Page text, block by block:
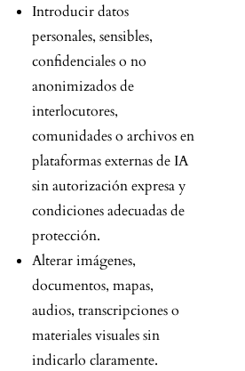
Introducir datos
personales, sensibles,
confidenciales o no
anonimizados de
interlocutores,
comunidades o archivos en
plataformas externas de IA
sin autorización expresa y
condiciones adecuadas de
protección.
Alterar imágenes,
documentos, mapas,
audios, transcripciones o
materiales visuales sin
indicarlo claramente.